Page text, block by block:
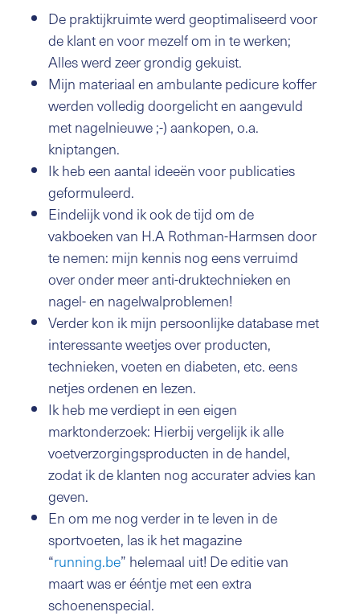
De praktijkruimte werd geoptimaliseerd voor
de klant en voor mezelf om in te werken;
Alles werd zeer grondig gekuist.
Mijn materiaal en ambulante pedicure koffer
werden volledig doorgelicht en aangevuld
met nagelnieuwe ;-) aankopen, o.a.
kniptangen.
Ik heb een aantal ideeën voor publicaties
geformuleerd.
Eindelijk vond ik ook de tijd om de
vakboeken van H.A Rothman-Harmsen door
te nemen: mijn kennis nog eens verruimd
over onder meer anti-druktechnieken en
nagel- en nagelwalproblemen!
Verder kon ik mijn persoonlijke database met
interessante weetjes over producten,
technieken, voeten en diabeten, etc. eens
netjes ordenen en lezen.
Ik heb me verdiept in een eigen
marktonderzoek: Hierbij vergelijk ik alle
voetverzorgingsproducten in de handel,
zodat ik de klanten nog accurater advies kan
geven.
En om me nog verder in te leven in de
sportvoeten, las ik het magazine
“running.be” helemaal uit! De editie van
maart was er ééntje met een extra
schoenenspecial.